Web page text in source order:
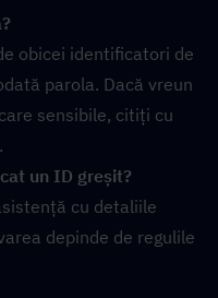
obicei identificatori de
parola. Dacă vreun
sensibile, citiți cu
un ID greșit?
cu detaliile
depinde de regulile